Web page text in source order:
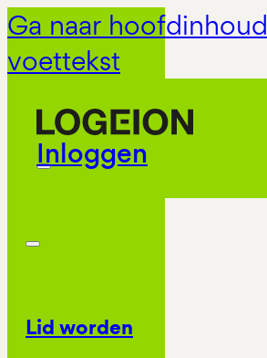
Ga naar hoofdinhoud
voettekst
Inloggen
Lid worden